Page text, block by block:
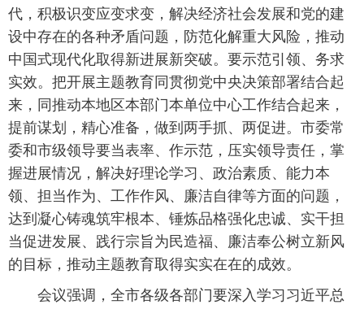
代，积极识变应变求变，解决经济社会发展和党的建
设中存在的各种矛盾问题，防范化解重大风险，推动
中国式现代化取得新进展新突破。要示范引领、务求
实效。把开展主题教育同贯彻党中央决策部署结合起
来，同推动本地区本部门本单位中心工作结合起来，
提前谋划，精心准备，做到两手抓、两促进。市委常
委和市级领导要当表率、作示范，压实领导责任，掌
握进展情况，解决好理论学习、政治素质、能力本
领、担当作为、工作作风、廉洁自律等方面的问题，
达到凝心铸魂筑牢根本、锤炼品格强化忠诚、实干担
当促进发展、践行宗旨为民造福、廉洁奉公树立新风
的目标，推动主题教育取得实实在在的成效。
会议强调，全市各级各部门要深入学习习近平总